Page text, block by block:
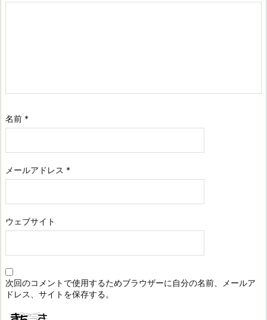
名前 *
メールアドレス *
ウェブサイト
次回のコメントで使用するためブラウザーに自分の名前、メールア
ドレス、サイトを保存する。